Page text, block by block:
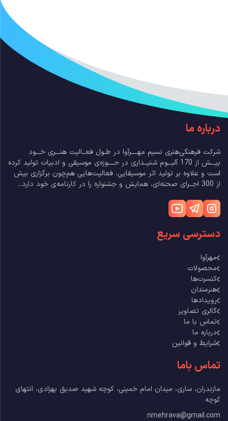
درباره ما
شرکت فرهنگی‌هنری نسیم مهــــرآوا در طـول فعــالیت هنـــری خـــود
بیـــش از 170 آلبـــوم شنیــداری در حــــوزه‌ی موسیقی و ادبیات تولید کرده
است و علاوه بر تولید اثر موسیقایی، فعالیت‌هایی هم‌چون برگزاری بیش
از 300 اجــرای صحنه‌ای، همایش و جشنواره را در کارنامه‌ی خود دارد...
دسترسی سریع
مهرآوا
محصولات
کنسرت‌ها
هنرمندان
رویدادها
گالری تصاویر
تماس با ما
درباره ما
شرایط و قوانین
تماس باما
مازندران، ساری، میدان امام خمینی، کوچه شهید صدیق بهزادی، انتهای
کوچه
nmehrava@gmail.com